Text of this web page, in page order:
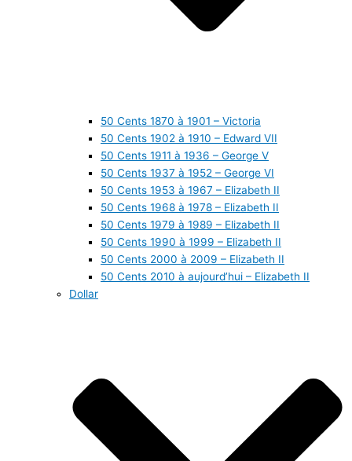
50 Cents 1870 à 1901 – Victoria
50 Cents 1902 à 1910 – Edward VII
50 Cents 1911 à 1936 – George V
50 Cents 1937 à 1952 – George VI
50 Cents 1953 à 1967 – Elizabeth II
50 Cents 1968 à 1978 – Elizabeth II
50 Cents 1979 à 1989 – Elizabeth II
50 Cents 1990 à 1999 – Elizabeth II
50 Cents 2000 à 2009 – Elizabeth II
50 Cents 2010 à aujourd’hui – Elizabeth II
Dollar